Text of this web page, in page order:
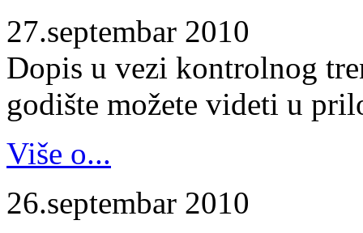
27.septembar 2010
Dopis u vezi kontrolnog
godište možete videti u
Više o...
26.septembar 2010